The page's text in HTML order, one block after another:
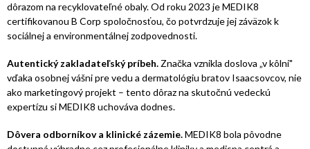
dôrazom na recyklovateľné obaly. Od roku 2023 je MEDIK8
certifikovanou B Corp spoločnosťou, čo potvrdzuje jej záväzok k
sociálnej a environmentálnej zodpovednosti.
Autentický zakladateľský príbeh. Značka vznikla doslova „v kôlni"
vďaka osobnej vášni pre vedu a dermatológiu bratov Isaacsovcov, nie
ako marketingový projekt – tento dôraz na skutočnú vedeckú
expertízu si MEDIK8 uchováva dodnes.
Dôvera odborníkov a klinické zázemie.MEDIK8 bola pôvodne